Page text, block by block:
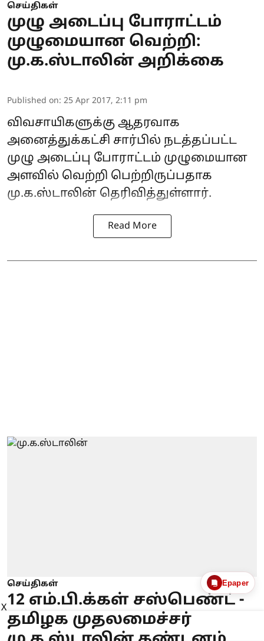
செய்திகள்
முழு அடைப்பு போராட்டம்
முழுமையான வெற்றி:
மு.க.ஸ்டாலின் அறிக்கை
Published on: 25 Apr 2017, 2:11 pm
விவசாயிகளுக்கு ஆதரவாக
அனைத்துக்கட்சி சார்பில் நடத்தப்பட்ட
முழு அடைப்பு போராட்டம் முழுமையான
அளவில் வெற்றி பெற்றிருப்பதாக
மு.க.ஸ்டாலின் தெரிவித்துள்ளார்.
Read More
செய்திகள்
12 எம்.பி.க்கள் சஸ்பெண்ட் -
தமிழக முதலமைச்சர்
Epaper
X